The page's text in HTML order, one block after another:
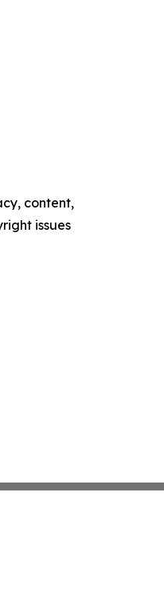
content,
issues